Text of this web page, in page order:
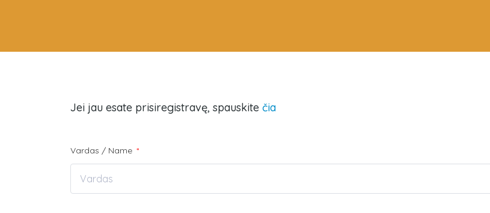
Jei jau esate prisiregistravę, spauskite čia
Vardas / Name *